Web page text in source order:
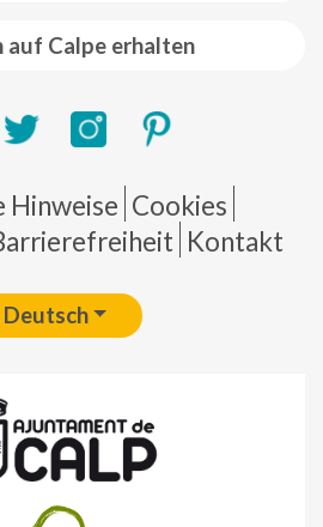
auf Calpe erhalten
Pie de página
Hinweise Cookies
Kontakt
Deutsch